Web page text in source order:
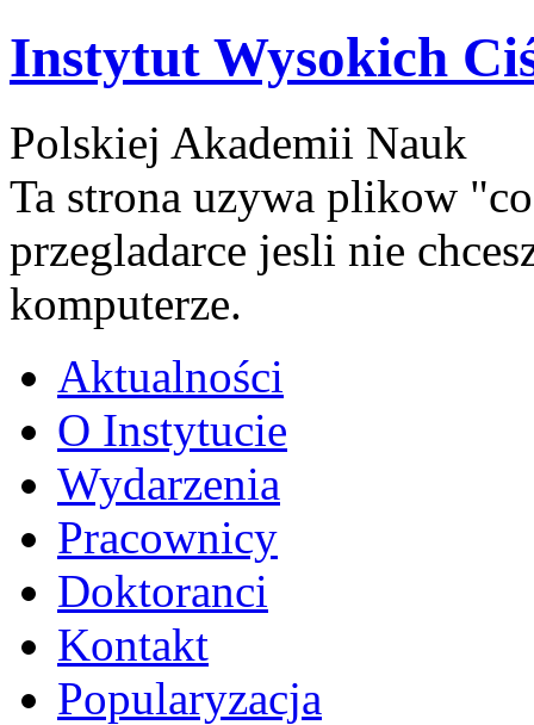
Instytut Wysokich
Polskiej Akademii Nauk
Ta strona uzywa plikow
przegladarce jesli nie
komputerze.
Aktualności
O Instytucie
Wydarzenia
Pracownicy
Doktoranci
Kontakt
Popularyzacja